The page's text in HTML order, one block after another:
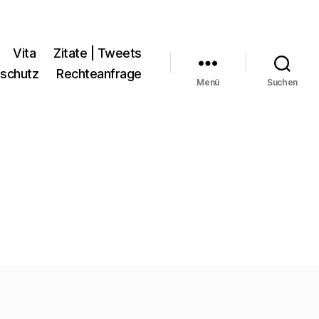
Vita
Zitate | Tweets
Rechteanfrage
Menü Suchen